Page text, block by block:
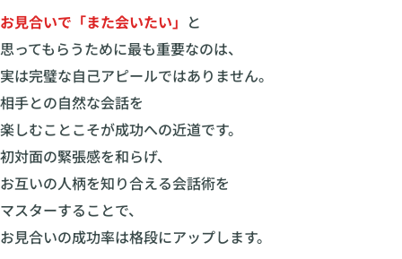
お見合いで「また会いたい」 と
思ってもらうために最も重要なのは、
実は完璧な自己アピールではありません。
相手との自然な会話を
楽しむことこそが成功への近道です。
初対面の緊張感を和らげ、
お互いの人柄を知り合える会話術を
マスターすることで、
お見合いの成功率は格段にアップします。